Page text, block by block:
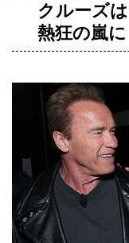
クルーズ
熱狂の嵐に